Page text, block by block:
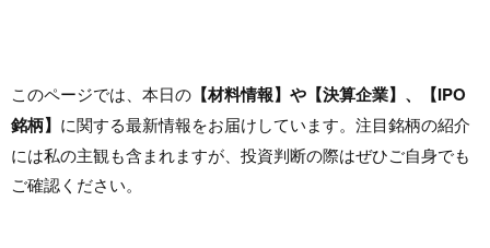
このページでは、本日の 【材料情報】や【決算企業】、【IPO
銘柄】 に関する最新情報をお届けしています。注目銘柄の紹介
には私の主観も含まれますが、投資判断の際はぜひご自身でも
ご確認ください。